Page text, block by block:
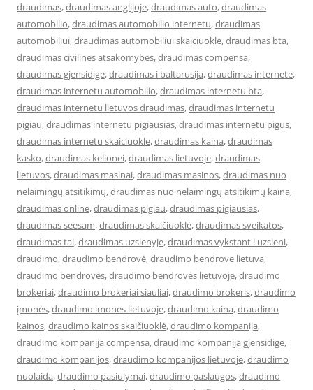
draudimas,draudimas anglijoje,draudimas auto,draudimas
automobilio,draudimas automobilio internetu,draudimas
automobiliui,draudimas automobiliui skaiciuokle,draudimas bta,
draudimas civilines atsakomybes,draudimas compensa,
draudimas gjensidige,draudimas i baltarusija,draudimas internete,
draudimas internetu automobilio,draudimas internetu bta,
draudimas internetu lietuvos draudimas,draudimas internetu
pigiau,draudimas internetu pigiausias,draudimas internetu pigus,
draudimas internetu skaiciuokle,draudimas kaina,draudimas
kasko,draudimas kelionei,draudimas lietuvoje,draudimas
lietuvos,draudimas masinai,draudimas masinos,draudimas nuo
nelaimingų atsitikimų,draudimas nuo nelaimingų atsitikimų kaina,
draudimas online,draudimas pigiau,draudimas pigiausias,
draudimas seesam,draudimas skaičiuoklė,draudimas sveikatos,
draudimas tai,draudimas uzsienyje,draudimas vykstant i uzsieni,
draudimo,draudimo bendrovė,draudimo bendrove lietuva,
draudimo bendrovės,draudimo bendrovės lietuvoje,draudimo
brokeriai,draudimo brokeriai siauliai,draudimo brokeris,draudimo
įmonės,draudimo imones lietuvoje,draudimo kaina,draudimo
kainos,draudimo kainos skaičiuoklė,draudimo kompanija,
draudimo kompanija compensa,draudimo kompanija gjensidige,
draudimo kompanijos,draudimo kompanijos lietuvoje,draudimo
nuolaida,draudimo pasiulymai,draudimo paslaugos,draudimo